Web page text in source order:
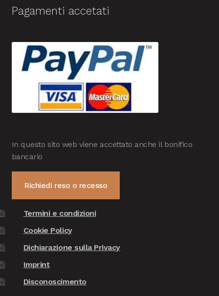
Pagamenti accetati
In questo sito web viene accettato anche il bonifico
bancario
Richiedi reso o recesso
Termini e condizioni
Cookie Policy
Dichiarazione sulla Privacy
Imprint
Disconoscimento